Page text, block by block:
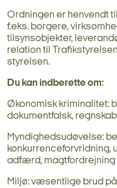
Ordningen er henvendt
f.eks. borgere,
tilsynsobjekter,
relation til
styrelsen.
Du kan indberette om:
Økonomisk kriminalitet:
dokumentfalsk,
Myndighedsudøvelse:
konkurrenceforvridning,
adfærd, magtfordrejning
Miljø: væsentlige brud